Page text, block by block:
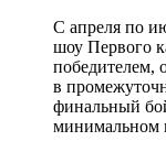
С апреля по
шоу Первого
победителем,
в
финальный
минимальном